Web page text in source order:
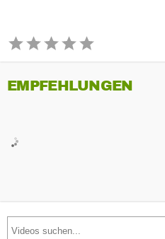
EMPFEHLUNGEN